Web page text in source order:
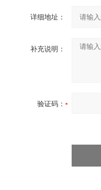
详细地址：
补充说明：
验证码：